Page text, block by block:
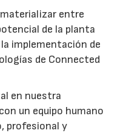
entre
de la planta
implementación de
de Connected
en nuestra
un equipo humano
profesional y